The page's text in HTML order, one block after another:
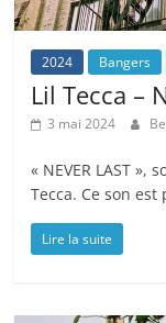
2024 Bangers
Lil Tecca –
3 mai 2024
« NEVER LAST
Tecca. Ce son
Lire la suite